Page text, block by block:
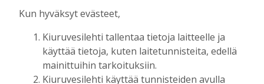
prosenttia on Kärkkäisiä. Suosituimpien
Tämä tuli esiin filosofian tohtori Jouko Kokkosen
juhlaesitelmästä. Myös Kokkonen on juuriltaan
Kärkkäinen äitinsä puolelta.
Kun hyväksyt evästeet,
Kiuruvesilehti tallentaa tietoja laitteelle ja
käyttää tietoja, kuten laitetunnisteita, edellä
mainittuihin tarkoituksiin.
Kiuruvesilehti käyttää tunnisteiden avulla